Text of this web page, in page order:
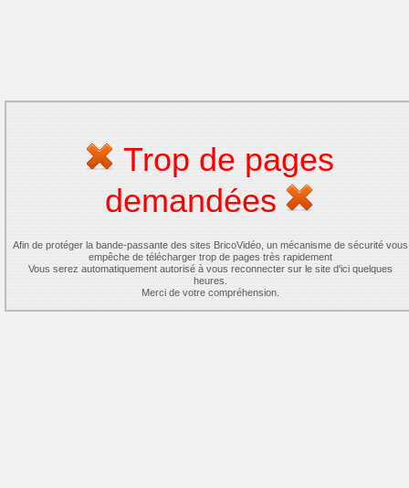
Trop de pages
demandées
Afin de protéger la bande-passante des sites BricoVidéo, un mécanisme de sécurité vous
empêche de télécharger trop de pages très rapidement
Vous serez automatiquement autorisé à vous reconnecter sur le site d'ici quelques
heures.
Merci de votre compréhension.